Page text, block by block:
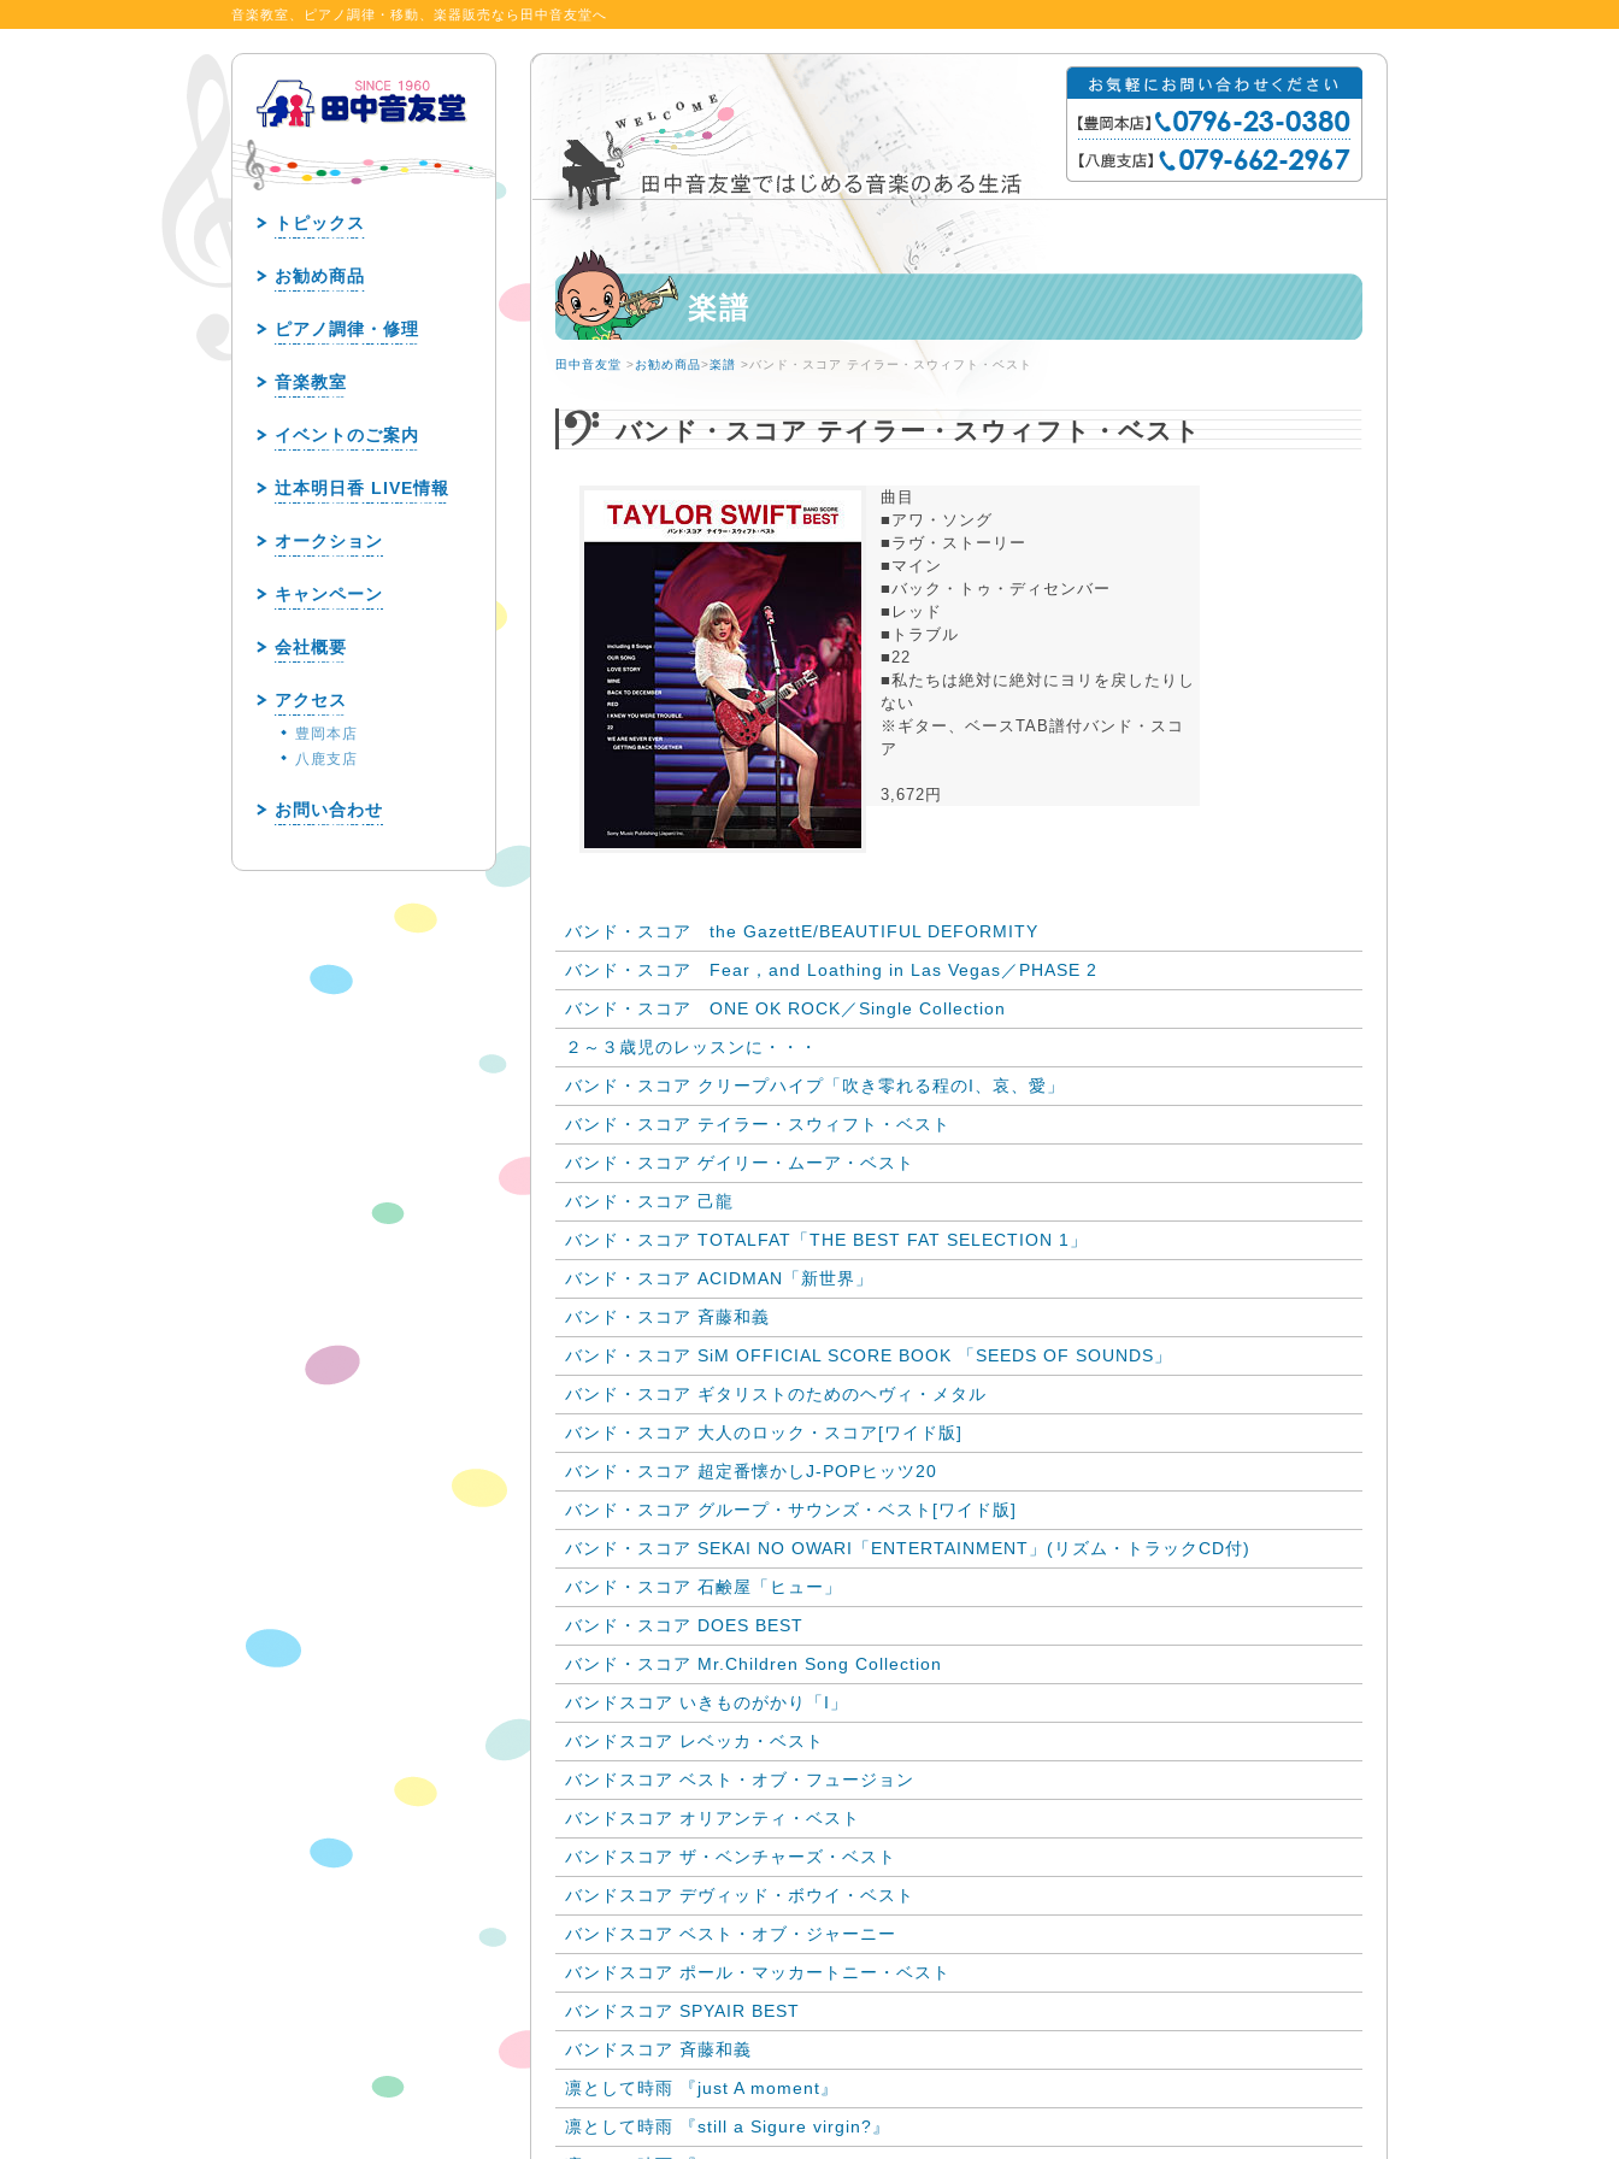
音楽教室、ピアノ調律・移動、楽器販売なら田中音友堂へ
楽譜
田中音友堂 >お勧め商品>楽譜 >バンド・スコア テイラー・スウィフト・ベスト
バンド・スコア テイラー・スウィフト・ベスト
曲目
■アワ・ソング
■ラヴ・ストーリー
■マイン
■バック・トゥ・ディセンバー
■レッド
■トラブル
■22
■私たちは絶対に絶対にヨリを戻したりし
ない
※ギター、ベースTAB譜付バンド・スコ
ア
3,672円
バンド・スコア the GazettE/BEAUTIFUL DEFORMITY
バンド・スコア Fear，and Loathing in Las Vegas／PHASE 2
バンド・スコア ONE OK ROCK／Single Collection
２～３歳児のレッスンに・・・
バンド・スコア クリープハイプ「吹き零れる程のI、哀、愛」
バンド・スコア テイラー・スウィフト・ベスト
バンド・スコア ゲイリー・ムーア・ベスト
バンド・スコア 己龍
バンド・スコア TOTALFAT「THE BEST FAT SELECTION 1」
バンド・スコア ACIDMAN「新世界」
バンド・スコア 斉藤和義
バンド・スコア SiM OFFICIAL SCORE BOOK 「SEEDS OF SOUNDS」
バンド・スコア ギタリストのためのヘヴィ・メタル
バンド・スコア 大人のロック・スコア[ワイド版]
バンド・スコア 超定番懐かしJ-POPヒッツ20
バンド・スコア グループ・サウンズ・ベスト[ワイド版]
バンド・スコア SEKAI NO OWARI「ENTERTAINMENT」(リズム・トラックCD付)
バンド・スコア 石鹸屋「ヒュー」
バンド・スコア DOES BEST
バンド・スコア Mr.Children Song Collection
バンドスコア いきものがかり「I」
バンドスコア レベッカ・ベスト
バンドスコア ベスト・オブ・フュージョン
バンドスコア オリアンティ・ベスト
バンドスコア ザ・ベンチャーズ・ベスト
バンドスコア デヴィッド・ボウイ・ベスト
バンドスコア ベスト・オブ・ジャーニー
バンドスコア ポール・マッカートニー・ベスト
バンドスコア SPYAIR BEST
バンドスコア 斉藤和義
凛として時雨 『just A moment』
凛として時雨 『still a Sigure virgin?』
トピックス
お勧め商品
ピアノ調律・修理
音楽教室
イベントのご案内
辻本明日香 LIVE情報
オークション
キャンペーン
会社概要
アクセス
豊岡本店
八鹿支店
お問い合わせ